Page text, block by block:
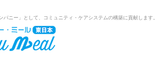
ニー」として、コミュニティ・ケアシステムの構築に貢献します。